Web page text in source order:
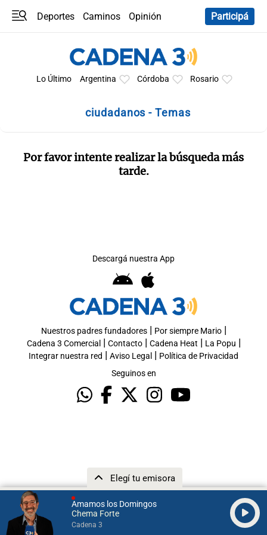
Amamos los Domingos
Chema Forte
Cadena 3
Elegí tu emisora
Deportes Caminos
Opinión
Participá
Lo Último Argentina Córdoba Rosario
ciudadanos - Temas
Por favor intente realizar la búsqueda más
tarde.
Descargá nuestra App
Nuestros padres fundadores| Por siempre Mario|
Cadena 3 Comercial | Contacto| Cadena Heat | La Popu |
Integrar nuestra red | Aviso Legal | Política de Privacidad
Seguinos en